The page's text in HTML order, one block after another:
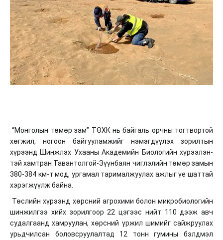
“Монголын төмөр зам” ТӨХК нь байгаль орчны тогтвортой
хөгжил, ногоон байгууламжийг нэмэгдүүлэх зорилтын
хүрээнд Шинжлэх Ухааны Академийн Биологийн хүрээлэн-
тэй хамтран Тавантолгой-Зүүнбаян чиглэлийн төмөр замын
380-384 км-т мод, ургамал тарималжуулах ажлыг үе шаттай
хэрэгжүүлж байна.
Төслийн хүрээнд хөрсний агрохими болон микробиологийн
шинжилгээ хийх зорилгоор 22 цэгээс нийт 110 дээж авч
судалгаанд хамруулан, хөрсний үржил шимийг сайжруулах
урьдчилсан боловсруулалтад 12 тонн гумины бэлдмэл